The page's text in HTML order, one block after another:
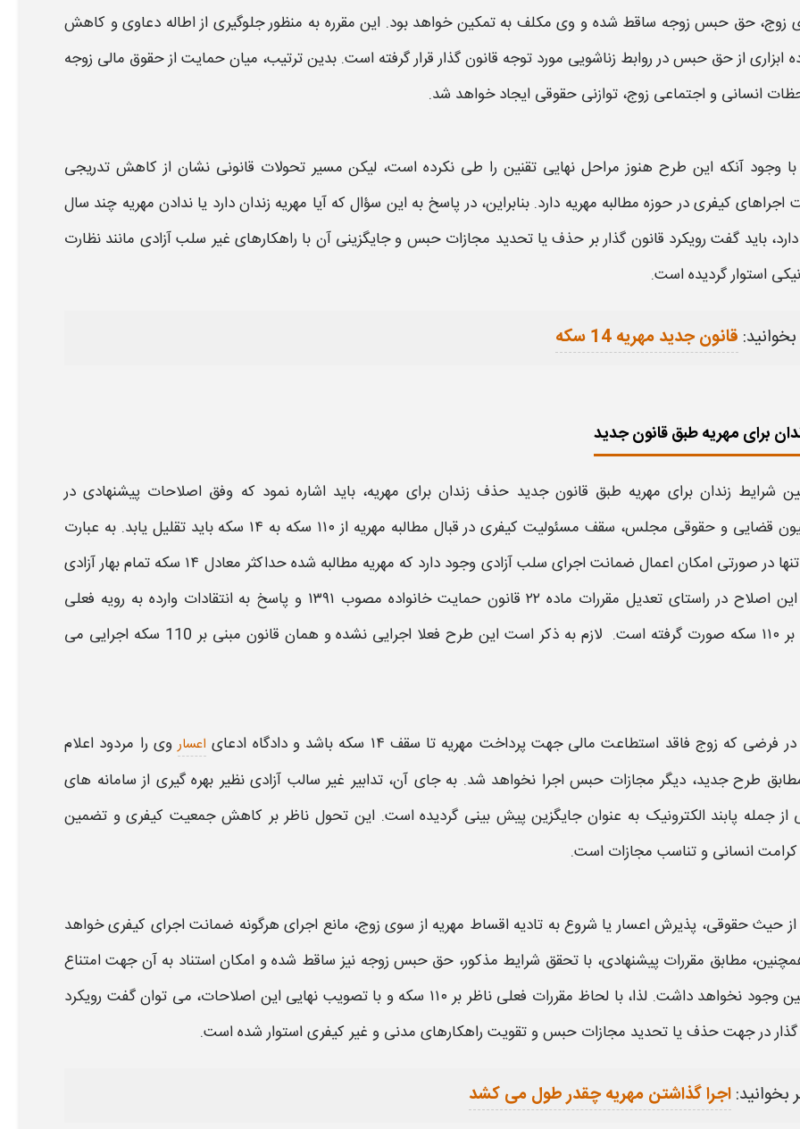
زوج، حق حبسزوجه ساقط شده و وی مکلف به تمکین خواهد بود. این مقرره به منظور جلوگیری از اطاله دعاوی و کاهش
ابزاری از حق حبسدر روابط زناشویی مورد توجه قانونگذار قرار گرفته است. بدین ترتیب، میان حمایت از حقوق مالی زوجه
انسانی و اجتماعی زوج، توازنی حقوقی ایجاد خواهد شد.
با وجود آنکه این طرح هنوز مراحل نهایی تقنین را طی نکرده است، لیکن مسیر تحولات قانونی نشان از کاهش تدریجی
اجراهای کیفری در حوزه مطالبه مهریه دارد. بنابراین، در پاسخ به این سؤال که آیا مهریه زندان دارد یا ندادن مهریه چند سال
باید گفت رویکرد قانون گذار بر حذفیا تحدید مجازاتحبس و جایگزینی آن با راهکارهای غیر سلب آزادی مانند نظارت
استوار گردیده است.
قانون جدید مهریه 14 سکه
برای مهریه طبق قانون جدید
شرایط زندان برای مهریه طبق قانون جدید حذف زندان برای مهریه، باید اشاره نمود که وفق اصلاحات پیشنهادی در
قضایی و حقوقی مجلس، سقف مسئولیت کیفری در قبال مطالبه مهریه
از ۱۱۰ سکه به ۱۴ سکه باید تقلیل یابد. به عبارت
تنها در صورتی امکان اعمال ضمانت اجرای سلب آزادی وجود دارد که مهریه
مطالبه شده حداکثر معادل ۱۴ سکه تمام بهار آزادی
اصلاح در راستای تعدیل مقررات ماده ۲۲
قانون
حمایت خانواده مصوب ۱۳۹۱ و پاسخ به انتقادات وارده به رویه فعلی
مبتنی بر ۱۱۰ سکه صورت گرفته است. لازم به ذکر است این طرح فعلا اجرایی نشده و همان قانون مبنی بر 110 سکه اجرایی می
در فرضی که زوج فاقد استطاعت مالی جهت پرداخت مهریه تا سقف ۱۴ سکه باشد و دادگاه ادعای اعسار وی را مردود اعلام
طرحجدید، دیگر مجازات حبساجرا نخواهد شد. به جای آن، تدابیر غیر سالب آزادی نظیر بهره گیری از سامانه های
از جمله پابند الکترونیک به عنوان جایگزین پیش بینی گردیده است. این تحول ناظر بر کاهش جمعیت کیفری و تضمین
انسانی و تناسب مجازات است.
از حیث حقوقی، پذیرش اعسار یا شروع به تادیه اقساط مهریه از سوی زوج، مانع اجرای هرگونه ضمانت اجرای کیفری خواهد
مطابق مقررات پیشنهادی، با تحقق شرایط مذکور، حقحبس زوجه نیز ساقط شده و امکان استناد به آن جهت امتناع
نخواهد داشت. لذا، با لحاظ مقررات فعلی ناظر بر ۱۱۰ سکه و با تصویب نهایی این اصلاحات، می توان گفت رویکرد
گذار در جهتحذفیا تحدید مجازاتحبسو تقویت راهکارهای مدنی و غیر کیفری استوار شده است.
بخوانید: اجرا گذاشتن مهریه چقدر طول می کشد